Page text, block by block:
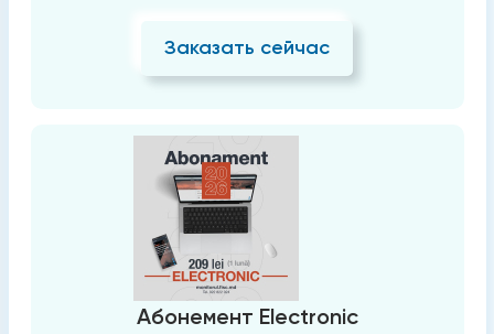
Заказать сейчас
Абонемент Electronic